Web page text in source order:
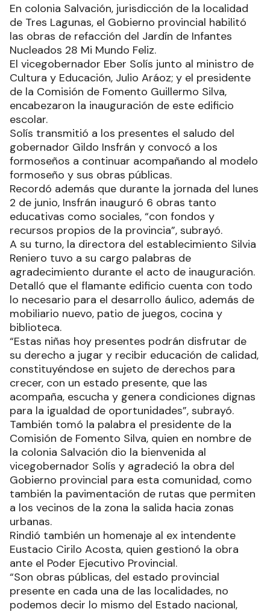
En colonia Salvación, jurisdicción de la localidad
de Tres Lagunas, el Gobierno provincial habilitó
las obras de refacción del Jardín de Infantes
Nucleados 28 Mi Mundo Feliz.
El vicegobernador Eber Solís junto al ministro de
Cultura y Educación, Julio Aráoz; y el presidente
de la Comisión de Fomento Guillermo Silva,
encabezaron la inauguración de este edificio
escolar.
Solís transmitió a los presentes el saludo del
gobernador Gildo Insfrán y convocó a los
formoseños a continuar acompañando al modelo
formoseño y sus obras públicas.
Recordó además que durante la jornada del lunes
2 de junio, Insfrán inauguró 6 obras tanto
educativas como sociales, “con fondos y
recursos propios de la provincia”, subrayó.
A su turno, la directora del establecimiento Silvia
Reniero tuvo a su cargo palabras de
agradecimiento durante el acto de inauguración.
Detalló que el flamante edificio cuenta con todo
lo necesario para el desarrollo áulico, además de
mobiliario nuevo, patio de juegos, cocina y
biblioteca.
“Estas niñas hoy presentes podrán disfrutar de
su derecho a jugar y recibir educación de calidad,
constituyéndose en sujeto de derechos para
crecer, con un estado presente, que las
acompaña, escucha y genera condiciones dignas
para la igualdad de oportunidades”, subrayó.
También tomó la palabra el presidente de la
Comisión de Fomento Silva, quien en nombre de
la colonia Salvación dio la bienvenida al
vicegobernador Solís y agradeció la obra del
Gobierno provincial para esta comunidad, como
también la pavimentación de rutas que permiten
a los vecinos de la zona la salida hacia zonas
urbanas.
Rindió también un homenaje al ex intendente
Eustacio Cirilo Acosta, quien gestionó la obra
ante el Poder Ejecutivo Provincial.
“Son obras públicas, del estado provincial
presente en cada una de las localidades, no
podemos decir lo mismo del Estado nacional,